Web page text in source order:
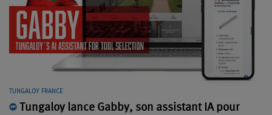
TUNGALOY FRANCE
Tungaloy lance Gabby, son assistant IA pour